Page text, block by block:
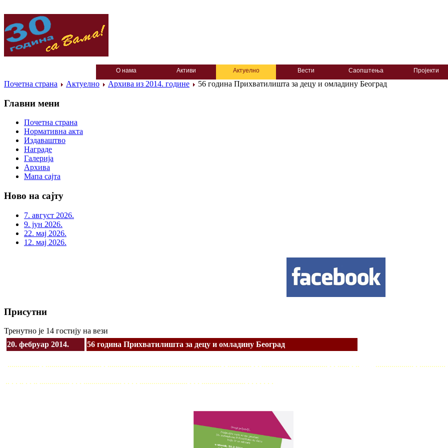
О нама Активи Актуелно Вести Саопштења Пројекти
Почетна страна Актуелно Архива из 2014. године 56 година Прихватилишта за децу и омладину Београд
Главни мени
Почетна страна
Нормативна акта
Издаваштво
Награде
Галерија
Архива
Мапа сајта
Ново на сајту
7. август 2026.
9. јун 2026.
22. мај 2026.
12. мај 2026.
Присутни
Тренутно је 14 гостију на вези
20. фебруар 2014.
56 година Прихватилишта за децу и омладину Београд
................ . ............................ . ......................................................... . ............ . . ................................. . . ...... . .. ................... . .............
.. . . .. . . .. ............... . . . ................... . . . . ........................ . . . ...................... . . . . . . .